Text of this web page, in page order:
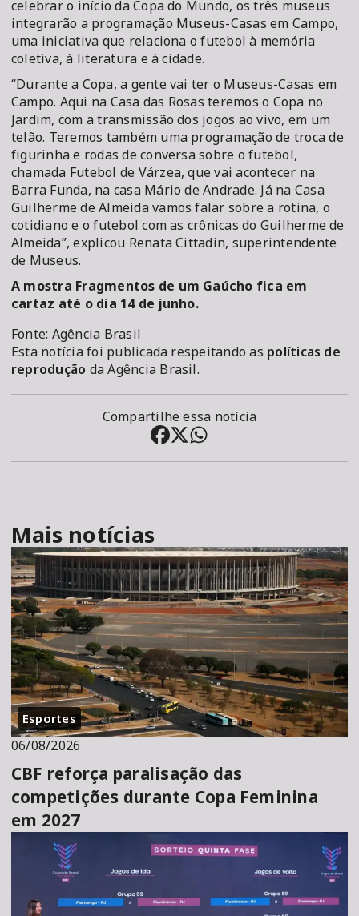
celebrar o início da Copa do Mundo, os três museus
integrarão a programação Museus-Casas em Campo,
uma iniciativa que relaciona o futebol à memória
coletiva, à literatura e à cidade.
“Durante a Copa, a gente vai ter o Museus-Casas em
Campo. Aqui na Casa das Rosas teremos o Copa no
Jardim, com a transmissão dos jogos ao vivo, em um
telão. Teremos também uma programação de troca de
figurinha e rodas de conversa sobre o futebol,
chamada Futebol de Várzea, que vai acontecer na
Barra Funda, na casa Mário de Andrade. Já na Casa
Guilherme de Almeida vamos falar sobre a rotina, o
cotidiano e o futebol com as crônicas do Guilherme de
Almeida”, explicou Renata Cittadin, superintendente
de Museus.
A mostra Fragmentos de um Gaúcho fica em
cartaz até o dia 14 de junho.
Fonte: Agência Brasil
Esta notícia foi publicada respeitando as políticas de
reprodução da Agência Brasil.
Compartilhe essa notícia
Mais notícias
Esportes
06/08/2026
CBF reforça paralisação das
competições durante Copa Feminina
em 2027